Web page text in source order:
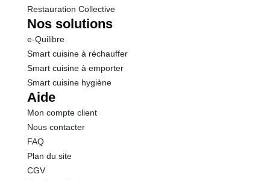
Restauration Collective
Nos solutions
e-Quilibre
Smart cuisine à réchauffer
Smart cuisine à emporter
Smart cuisine hygiène
Aide
Mon compte client
Nous contacter
FAQ
Plan du site
CGV